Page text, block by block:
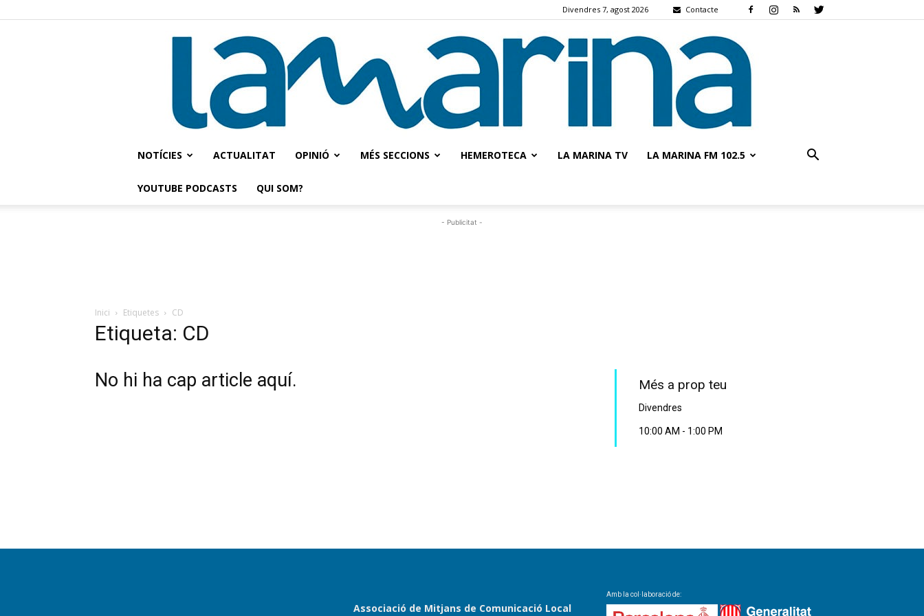
Divendres 7, agost 2026 Contacte
NOTÍCIES ACTUALITAT OPINIÓ MÉS SECCIONS HEMEROTECA LA MARINA TV LA MARINA FM 102.5
YOUTUBE PODCASTS QUI SOM?
- Publicitat -
Inici Etiquetes CD
Etiqueta: CD
No hi ha cap article aquí. Més a prop teu
Divendres
10:00 AM - 1:00 PM
Associació de Mitjans de Comunicació Local
Amb la col·laboració de: